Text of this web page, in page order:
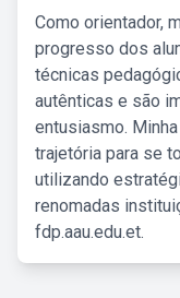
Como orientador,
progresso dos
técnicas
autênticas e são
entusiasmo.
trajetória para se
utilizando
renomadas
fdp.aau.edu.et.